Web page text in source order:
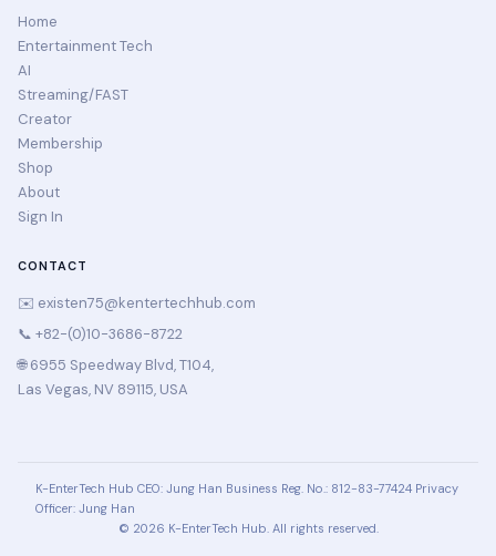
Home
Entertainment Tech
AI
Streaming/FAST
Creator
Membership
Shop
About
Sign In
CONTACT
✉️ existen75@kentertechhub.com
📞 +82-(0)10-3686-8722
🌐 6955 Speedway Blvd, T104,
Las Vegas, NV 89115, USA
K-EnterTech Hub CEO: Jung Han Business Reg. No.: 812-83-77424 Privacy
Officer: Jung Han
© 2026 K-EnterTech Hub. All rights reserved.